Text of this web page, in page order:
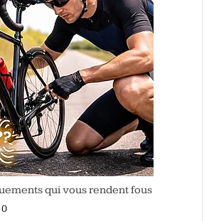
qui vous rendent fous
0